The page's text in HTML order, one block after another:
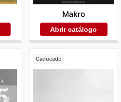
Makro
Abrir catálogo
Caducado